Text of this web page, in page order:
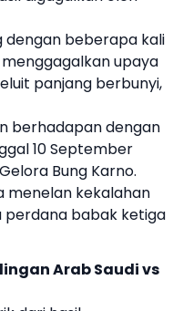
dengan beberapa kali
upaya
panjang berbunyi,
berhadapan dengan
10 September
Bung Karno.
menelan kekalahan
perdana babak ketiga
Arab Saudi vs